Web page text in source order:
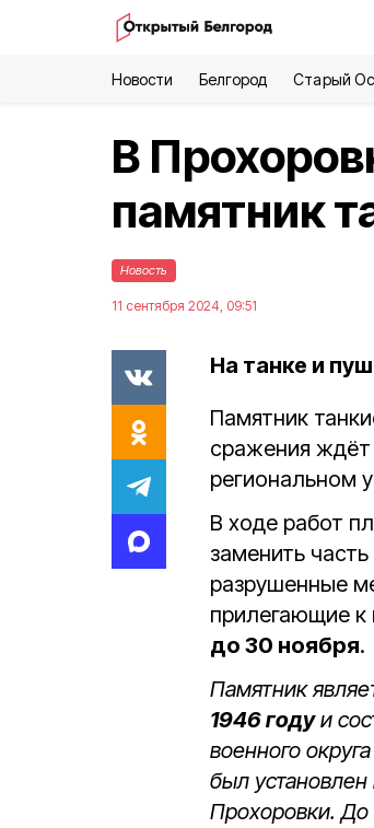
Новости Белгород Старый
В
памятник
Новость
11 сентября 2024, 09:51
На танке и
Памятник
сражения
региональном
В ходе работ
заменить
разрушенные
прилегающие к
до 30 ноября.
Памятник
1946 годуи
военного
был
Прохоровки. До